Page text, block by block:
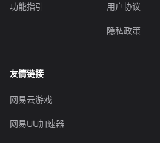
功能指引 用户协议
隐私政策
友情链接
网易云游戏
网易UU加速器